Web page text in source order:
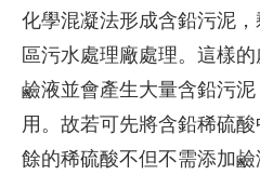
化學混凝法形成含鉛污泥
區污水處理廠處理。這樣
鹼液並會產生大量含鉛污
用。故若可先將含鉛稀硫
餘的稀硫酸不但不需添加